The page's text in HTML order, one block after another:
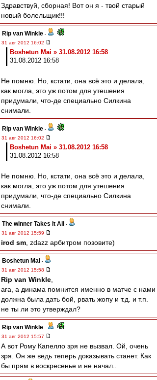
Здравствуй, сборная! Вот он я - твой старый
новый болельщик!!!
Rip van Winkle -
31 авг 2012 16:02
Boshetun Mai » 31.08.2012 16:58
31.08.2012 16:58
Не помню. Но, кстати, она всё это и делала,
как могла, это уж потом для утешения
придумали, что-де специально Силкина
снимали.
Rip van Winkle -
31 авг 2012 16:02
Boshetun Mai » 31.08.2012 16:58
31.08.2012 16:58
Не помню. Но, кстати, она всё это и делала,
как могла, это уж потом для утешения
придумали, что-де специально Силкина
снимали.
The winner Takes it All
-
31 авг 2012 15:59
irod sm , zdazz арбитром позовите)
Boshetun Mai -
31 авг 2012 15:58
Rip van Winkle
ага, а динама помнится именно в матче с нами
должна была дать бой, рвать жопу и т.д. и т.п.
не ты ли это утверждал?
Rip van Winkle -
31 авг 2012 15:57
А вот Рому Капелло зря не вызвал. Ой, очень
зря. Он же ведь теперь доказывать станет. Как
бы прям в воскресенье и не начал..